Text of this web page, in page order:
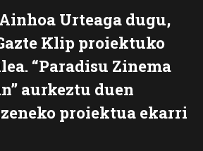
Urteaga dugu,
Klip proiektuko
“Paradisu Zinema
aurkeztu duen
proiektua ekarri